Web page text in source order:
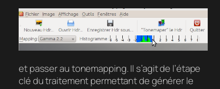
et passer au tonemapping. Il s’agit de l’étape
clé du traitement permettant de générer le